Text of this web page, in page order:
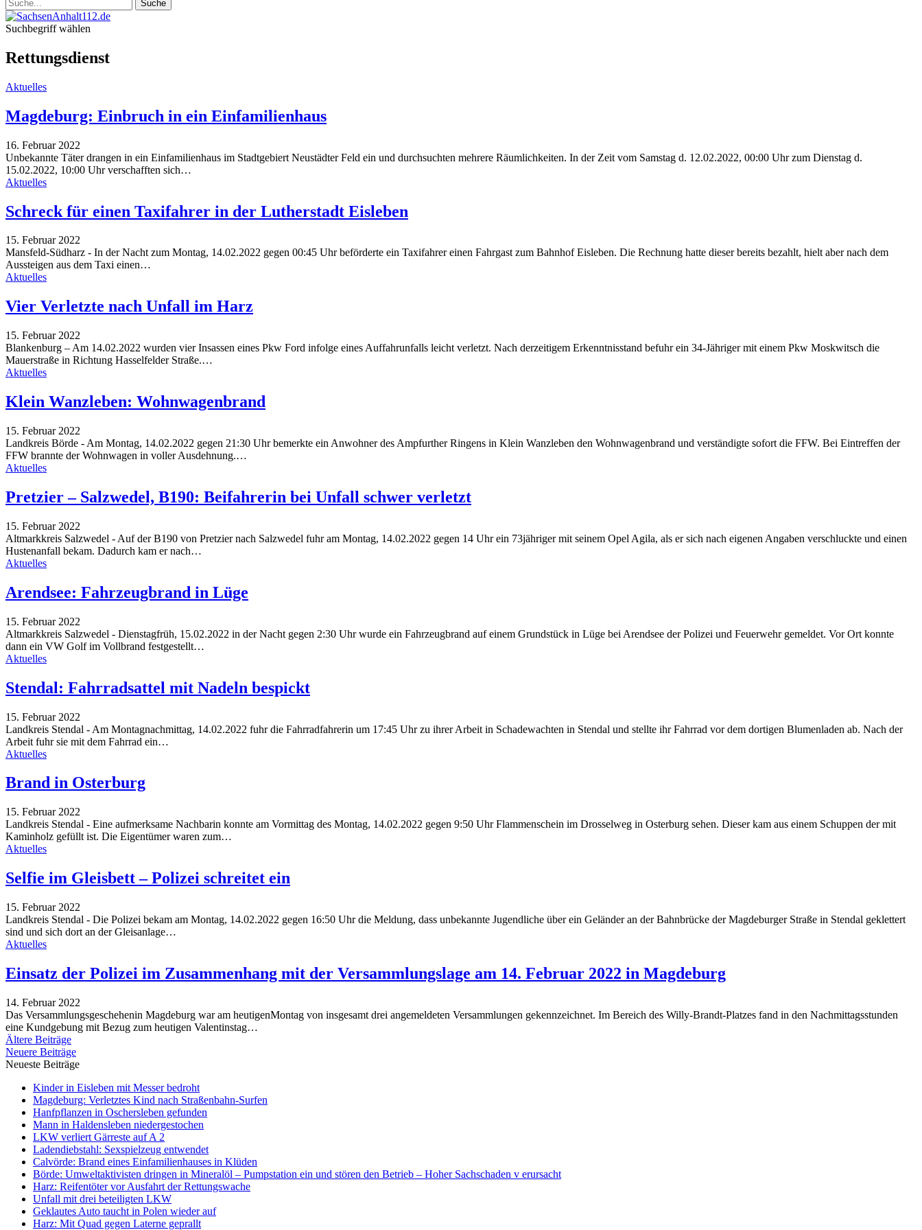
Suchbegriff wählen
Rettungsdienst
Aktuelles
Magdeburg: Einbruch in ein Einfamilienhaus
16. Februar 2022
Unbekannte Täter drangen in ein Einfamilienhaus im Stadtgebiert Neustädter Feld ein und durchsuchten mehrere Räumlichkeiten. In der Zeit vom Samstag d. 12.02.2022, 00:00 Uhr zum Dienstag d.
15.02.2022, 10:00 Uhr verschafften sich…
Aktuelles
Schreck für einen Taxifahrer in der Lutherstadt Eisleben
15. Februar 2022
Mansfeld-Südharz - In der Nacht zum Montag, 14.02.2022 gegen 00:45 Uhr beförderte ein Taxifahrer einen Fahrgast zum Bahnhof Eisleben. Die Rechnung hatte dieser bereits bezahlt, hielt aber nach dem
Aussteigen aus dem Taxi einen…
Aktuelles
Vier Verletzte nach Unfall im Harz
15. Februar 2022
Blankenburg – Am 14.02.2022 wurden vier Insassen eines Pkw Ford infolge eines Auffahrunfalls leicht verletzt. Nach derzeitigem Erkenntnisstand befuhr ein 34-Jähriger mit einem Pkw Moskwitsch die
Mauerstraße in Richtung Hasselfelder Straße.…
Aktuelles
Klein Wanzleben: Wohnwagenbrand
15. Februar 2022
Landkreis Börde - Am Montag, 14.02.2022 gegen 21:30 Uhr bemerkte ein Anwohner des Ampfurther Ringens in Klein Wanzleben den Wohnwagenbrand und verständigte sofort die FFW. Bei Eintreffen der
FFW brannte der Wohnwagen in voller Ausdehnung.…
Aktuelles
Pretzier – Salzwedel, B190: Beifahrerin bei Unfall schwer verletzt
15. Februar 2022
Altmarkkreis Salzwedel - Auf der B190 von Pretzier nach Salzwedel fuhr am Montag, 14.02.2022 gegen 14 Uhr ein 73jähriger mit seinem Opel Agila, als er sich nach eigenen Angaben verschluckte und einen
Hustenanfall bekam. Dadurch kam er nach…
Aktuelles
Arendsee: Fahrzeugbrand in Lüge
15. Februar 2022
Altmarkkreis Salzwedel - Dienstagfrüh, 15.02.2022 in der Nacht gegen 2:30 Uhr wurde ein Fahrzeugbrand auf einem Grundstück in Lüge bei Arendsee der Polizei und Feuerwehr gemeldet. Vor Ort konnte
dann ein VW Golf im Vollbrand festgestellt…
Aktuelles
Stendal: Fahrradsattel mit Nadeln bespickt
15. Februar 2022
Landkreis Stendal - Am Montagnachmittag, 14.02.2022 fuhr die Fahrradfahrerin um 17:45 Uhr zu ihrer Arbeit in Schadewachten in Stendal und stellte ihr Fahrrad vor dem dortigen Blumenladen ab. Nach der
Arbeit fuhr sie mit dem Fahrrad ein…
Aktuelles
Brand in Osterburg
15. Februar 2022
Landkreis Stendal - Eine aufmerksame Nachbarin konnte am Vormittag des Montag, 14.02.2022 gegen 9:50 Uhr Flammenschein im Drosselweg in Osterburg sehen. Dieser kam aus einem Schuppen der mit
Kaminholz gefüllt ist. Die Eigentümer waren zum…
Aktuelles
Selfie im Gleisbett – Polizei schreitet ein
15. Februar 2022
Landkreis Stendal - Die Polizei bekam am Montag, 14.02.2022 gegen 16:50 Uhr die Meldung, dass unbekannte Jugendliche über ein Geländer an der Bahnbrücke der Magdeburger Straße in Stendal geklettert
sind und sich dort an der Gleisanlage…
Aktuelles
Einsatz der Polizei im Zusammenhang mit der Versammlungslage am 14. Februar 2022 in Magdeburg
14. Februar 2022
Das Versammlungsgeschehenin Magdeburg war am heutigenMontag von insgesamt drei angemeldeten Versammlungen gekennzeichnet. Im Bereich des Willy-Brandt-Platzes fand in den Nachmittagsstunden
eine Kundgebung mit Bezug zum heutigen Valentinstag…
Ältere Beiträge
Neuere Beiträge
Neueste Beiträge
Kinder in Eisleben mit Messer bedroht
Magdeburg: Verletztes Kind nach Straßenbahn-Surfen
Hanfpflanzen in Oschersleben gefunden
Mann in Haldensleben niedergestochen
LKW verliert Gärreste auf A 2
Ladendiebstahl: Sexspielzeug entwendet
Calvörde: Brand eines Einfamilienhauses in Klüden
Börde: Umweltaktivisten dringen in Mineralöl – Pumpstation ein und stören den Betrieb – Hoher Sachschaden v erursacht
Harz: Reifentöter vor Ausfahrt der Rettungswache
Unfall mit drei beteiligten LKW
Geklautes Auto taucht in Polen wieder auf
Harz: Mit Quad gegen Laterne geprallt